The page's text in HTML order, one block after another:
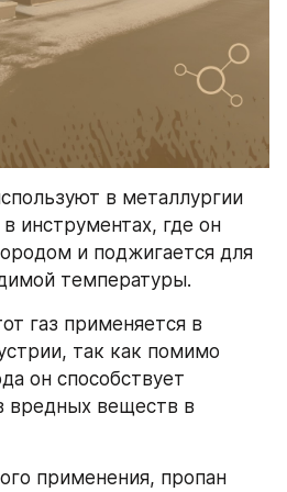
в металлургии
инструментах, где он
и поджигается для
температуры.
газ применяется в
так как помимо
он способствует
вредных веществ в
применения, пропан